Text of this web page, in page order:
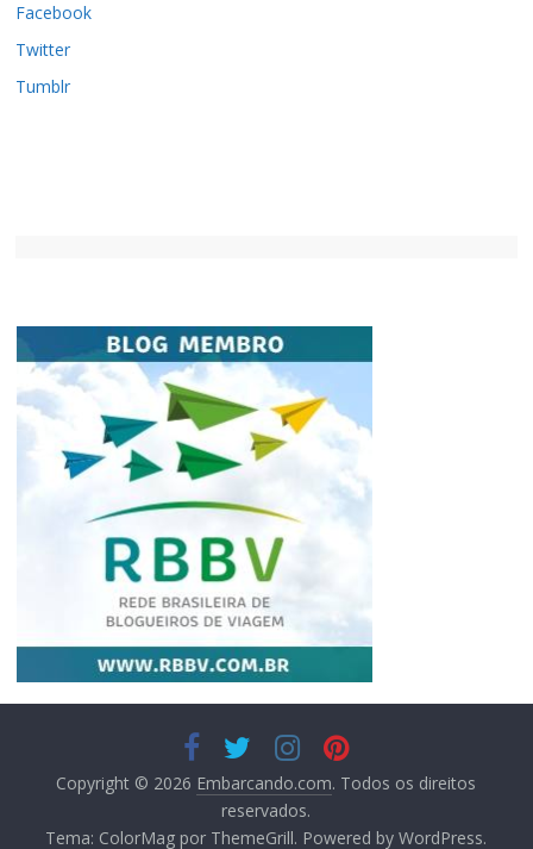
Facebook
Twitter
Tumblr
Copyright © 2026 Embarcando.com. Todos os direitos
reservados.
Tema: ColorMag por ThemeGrill. Powered byWordPress.